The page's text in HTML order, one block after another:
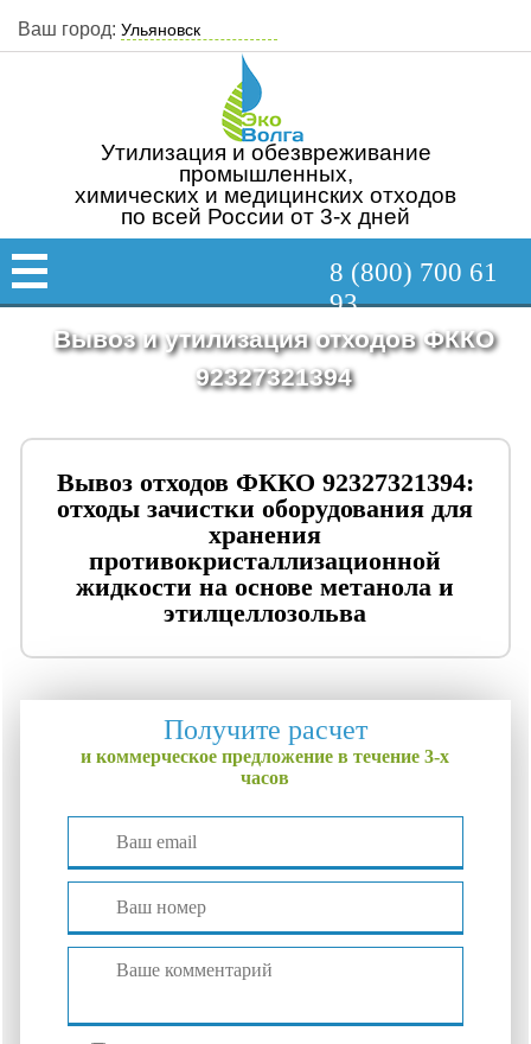
Ваш город:
Утилизация и обезвреживание
промышленных,
химических и медицинских отходов
по всей России от 3-х дней
8 (800) 700 61
93
Вывоз и утилизация отходов ФККО
92327321394
Вывоз отходов ФККО 92327321394:
отходы зачистки оборудования для
хранения
противокристаллизационной
жидкости на основе метанола и
этилцеллозольва
Получите расчет
и коммерческое предложение в течение 3-х
часов